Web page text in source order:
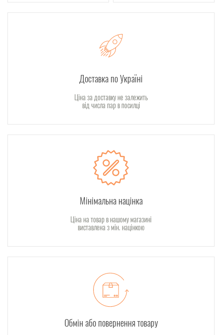
Доставка по Україні
Ціна за доставку не залежить
від числа пар в посилці
Мінімальна націнка
Ціна на товар в нашому магазині
виставлена з мін. націнкою
Обмін або повернення товару